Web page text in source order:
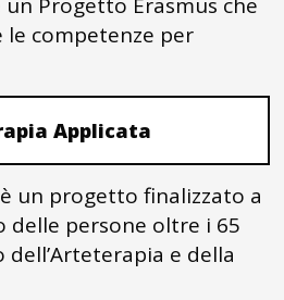
un Progetto Erasmus che
competenze per
Applicata
un progetto finalizzato a
delle persone oltre i 65
dell’Arteterapia e della